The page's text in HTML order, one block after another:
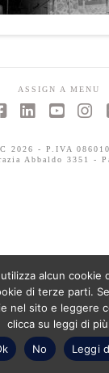
ASSIGN A MENU
2026 - P.IVA
Abbaldo 3351 -
alcun cookie
di terze parti.
nel sito e leggere
clicca su leggi di
No Leggi